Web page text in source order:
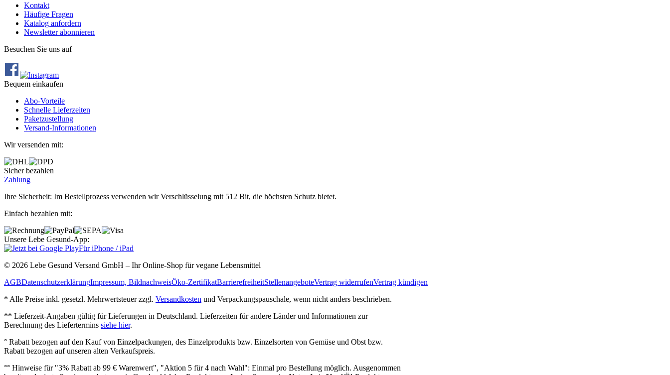
Kontakt
Häufige Fragen
Katalog anfordern
Newsletter abonnieren
Besuchen Sie uns auf
Bequem einkaufen
Abo‐Vorteile
Schnelle Lieferzeiten
Paketzustellung
Versand‐Informationen
Wir versenden mit:
Sicher bezahlen
Zahlung
Ihre Sicherheit: Im Bestellprozess verwenden wir Verschlüsselung mit 512 Bit, die höchsten Schutz bietet.
Einfach bezahlen mit:
Unsere Lebe Gesund-App:
Für iPhone / iPad
© 2026 Lebe Gesund Versand GmbH – Ihr Online‐Shop für vegane Lebensmittel
AGBDatenschutzerklärungImpressum, BildnachweisÖko‐ZertifikatBarrierefreiheitStellenangeboteVertrag widerrufenVertrag kündigen
* Alle Preise inkl. gesetzl. Mehrwertsteuer zzgl. Versandkosten und Verpackungspauschale, wenn nicht anders beschrieben.
** Lieferzeit‐Angaben gültig für Lieferungen in Deutschland. Lieferzeiten für andere Länder und Informationen zur
Berechnung des Liefertermins siehe hier.
° Rabatt bezogen auf den Kauf von Einzelpackungen, des Einzelprodukts bzw. Einzelsorten von Gemüse und Obst bzw.
Rabatt bezogen auf unseren alten Verkaufspreis.
°° Hinweise für "3% Rabatt ab 99 € Warenwert", "Aktion 5 für 4 nach Wahl": Einmal pro Bestellung möglich. Ausgenommen